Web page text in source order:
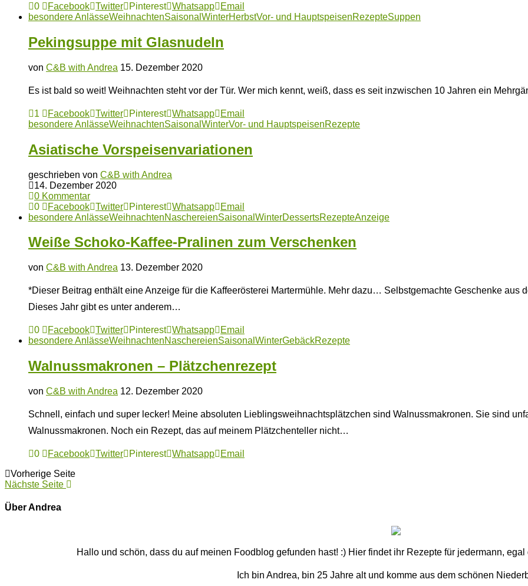
0 Facebook Twitter Pinterest Whatsapp
Email
besondere AnlässeWeihnachtenSaisonal WinterHerbstVor- und HauptspeisenRezepteSuppen
Pekingsuppe mit Glasnudeln
von C&B with Andrea 15. Dezember 2020
Es ist bald so weit! Weihnachten steht vor der Tür. Wer mich kennt, weiß, dass es seit inzwischen 10 Jahren ein
1 Facebook Twitter Pinterest Whatsapp
Email
besondere AnlässeWeihnachtenSaisonal WinterVor- und HauptspeisenRezepte
Asiatische Vorspeisenvariationen
geschrieben von C&B with Andrea
14. Dezember 2020
0 Kommentar
0
Facebook Twitter Pinterest Whatsapp
Email
besondere AnlässeWeihnachtenNaschereienSaisonal WinterDessertsRezepteAnzeige
Weiße Schoko-Kaffee-Pralinen zum Verschenken
von C&B with Andrea 13. Dezember 2020
*Dieser Beitrag enthält eine Anzeige für die Kaffeerösterei Martermühle. Mehr dazu… Selbstgemachte Geschenke aus
Dieses Jahr gibt es unter anderem…
0 Facebook Twitter Pinterest Whatsapp
Email
besondere AnlässeWeihnachtenNaschereienSaisonal WinterGebäckRezepte
Walnussmakronen – Plätzchenrezept
von C&B with Andrea 12. Dezember 2020
Schnell, einfach und super lecker! Meine absoluten Lieblingsweihnachtsplätzchen sind Walnussmakronen. Sie sind
Walnussmakronen. Noch ein Rezept, das auf meinem Plätzchenteller nicht…
0 Facebook Twitter Pinterest Whatsapp
Email
Vorherige Seite
Nächste Seite
Über Andrea
Hallo und schön, dass du auf meinen Foodblog gefunden hast! :) Hier findet ihr Rezepte für jedermann,
Ich bin Andrea, bin 25 Jahre alt und komme aus dem schönen